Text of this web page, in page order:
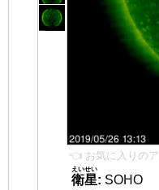
👈 お気に入りの
衛星
えいせい
: SOHO